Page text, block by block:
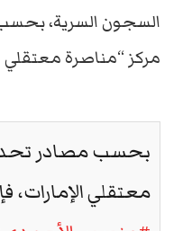
السجون السرية،
مركز “مناصرة معتقلي
بحسب مصادر
معتقلي الإمارات،